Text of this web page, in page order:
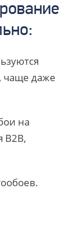
чаще даже
на
B2B,